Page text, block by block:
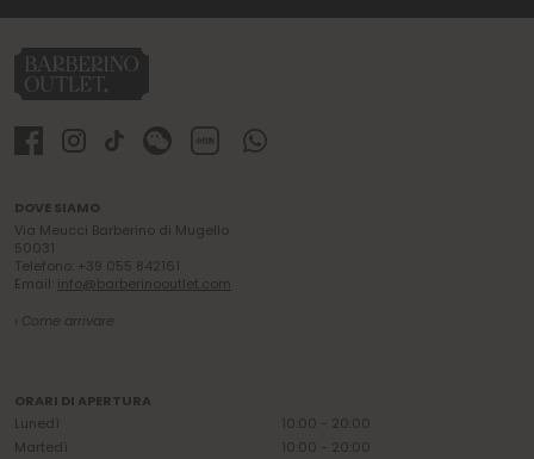
DOVE SIAMO
Via Meucci Barberino di Mugello
50031
Telefono: +39 055 842161
Email: info@barberinooutlet.com
› Come arrivare
ORARI DI APERTURA
Lunedì
10:00 - 20:00
Martedì
10:00 - 20:00